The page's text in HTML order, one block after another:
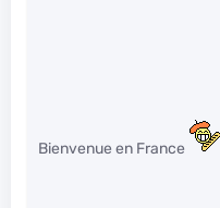
Bienvenue en France